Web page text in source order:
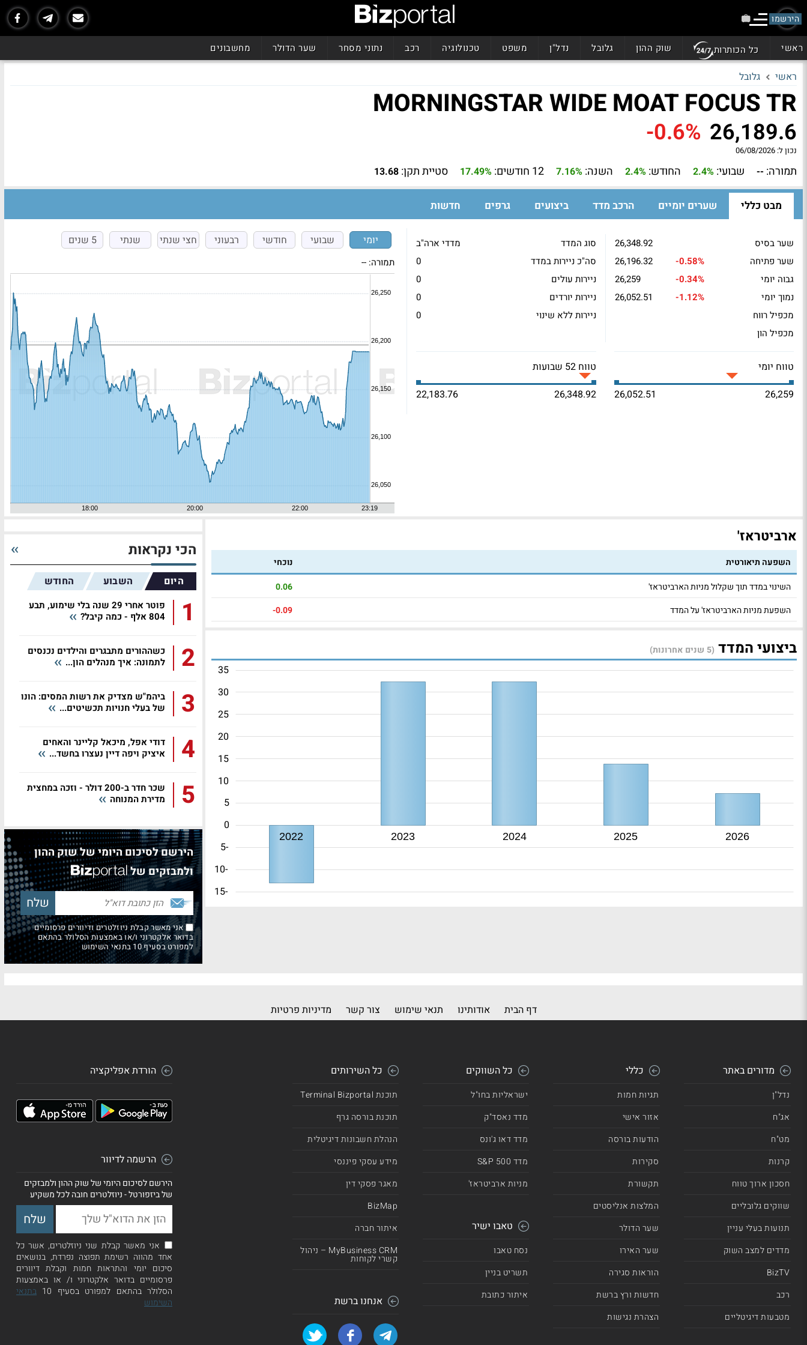
הירשמו
ראשי כל הכותרות שוק ההון גלובל נדל"ן משפט טכנולוגיה רכב נתוני מסחר שער הדולר מחשבונים
ראשי גלובל
MORNINGSTAR WIDE MOAT FOCUS TR
26,189.6
-0.6%
נכון ל: 06/08/2026
תמורה: -- שבועי: 2.4% החודש: 2.4% השנה: 7.16% 12 חודשים: 17.49% סטיית תקן: 13.68
מבט כללי שערים יומיים הרכב מדד ביצועים גרפים חדשות
שער בסיס
26,348.92
שער פתיחה
-0.58%
26,196.32
גבוה יומי
-0.34%
26,259
נמוך יומי
-1.12%
26,052.51
מכפיל רווח
מכפיל הון
סוג המדד
מדדי ארה"ב
סה"כ ניירות במדד
0
ניירות עולים
0
ניירות יורדים
0
ניירות ללא שינוי
0
טווח יומי
26,259
26,052.51
טווח 52 שבועות
26,348.92
22,183.76
יומי שבועי חודשי רבעוני חצי שנתי שנתי 5 שנים
תמורה: --
ארביטראז'
השפעה תיאורטית
נוכחי
השינוי במדד תוך שקלול מניות הארביטראז'
0.06
השפעת מניות הארביטראז' על המדד
-0.09
ביצועי המדד (5 שנים אחרונות)
2022 2023 2024 2025 2026
-15
-10
-5
0
5
10
15
20
25
30
35
הכי נקראות
היום השבוע החודש
1
פוטר אחרי 29 שנה בלי שימוע, תבע
804 אלף - כמה קיבל?
2
כשההורים מתבגרים והילדים נכנסים
לתמונה: איך מנהלים הון...
3
ביהמ"ש מצדיק את רשות המסים: הונו
של בעלי חנויות תכשיטים...
4
דודי אפל, מיכאל קליינר והאחים
איציק ויפה דיין נעצרו בחשד...
5
שכר חדר ב-200 דולר - וזכה במחצית
מדירת המנוחה
הירשם לסיכום היומי של שוק ההון
ולמבזקים של
אני מאשר קבלת ניוזלטרים ודיוורים פרסומיים
בדואר אלקטרוני ו/או באמצעות הסלולר בהתאם
למפורט בסעיף 10 בתנאי השימוש
דף הבית אודותינו תנאי שימוש צור קשר מדיניות פרטיות
מדורים באתר
נדל"ן
אג"ח
מט"ח
קרנות
חסכון ארוך טווח
שווקים גלובליים
תנועות בעלי עניין
מדדים למצב השוק
BizTV
רכב
מטבעות דיגיטליים
כללי
תגיות חמות
אזור אישי
הודעות בורסה
סקירות
תקשורת
המלצות אנליסטים
שער הדולר
שער האירו
הוראות סגירה
חדשות ורץ ברשת
הצהרת נגישות
כל השווקים
ישראליות בחו"ל
מדד נאסד"ק
מדד דאו ג'ונס
מדד 500 S&P
מניות ארביטראז'
טאבו ישיר
נסח טאבו
תשריט בניין
איתור כתובת
כל השירותים
תוכנת Terminal Bizportal
תוכנת בורסה גרף
הנהלת חשבונות דיגיטלית
מידע עסקי פיננסי
מאגר פסקי דין
BizMap
איתור חברה
MyBusiness CRM – ניהול
קשרי לקוחות
אנחנו ברשת
הורדת אפליקציה
הרשמה לדיוור
הירשם לסיכום היומי של שוק ההון ולמבזקים
של ביזפורטל - ניוזלטרים חובה לכל משקיע
אני מאשר קבלת שני ניוזלטרים, אשר כל
אחד מהווה רשימת תפוצה נפרדת, בנושאים
סיכום יומי והתראות חמות וקבלת דיוורים
פרסומיים בדואר אלקטרוני ו/ או באמצעות
הסלולר בהתאם למפורט בסעיף 10
בתנאי
השימוש